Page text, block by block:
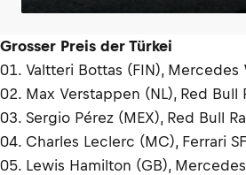
Grosser Preis der Türkei
01. Valtteri Bottas (FIN), Mercedes
02. Max Verstappen (NL), Red
03. Sergio Pérez (MEX), Red Bull
04. Charles Leclerc (MC), Ferrari
05. Lewis Hamilton (GB),